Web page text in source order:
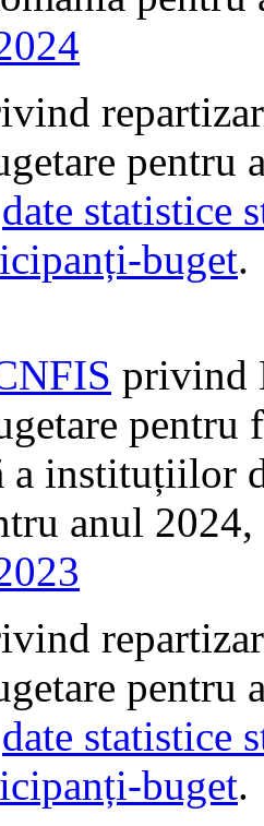
pentru
date statistice
buget.
privind
pentru
a instituțiilor
anul
pentru
date statistice
buget.